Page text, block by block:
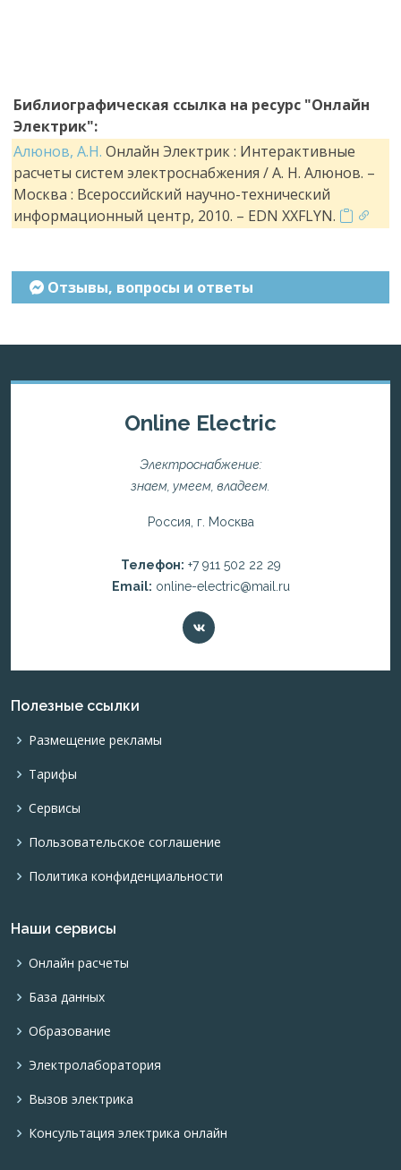
Библиографическая ссылка на ресурс "Онлайн
Электрик":
Алюнов, А.Н. Онлайн Электрик : Интерактивные
расчеты систем электроснабжения / А. Н. Алюнов. –
Москва : Всероссийский научно-технический
информационный центр, 2010. – EDN XXFLYN.
Отзывы, вопросы и ответы
Online Electric
Электроснабжение:
знаем, умеем, владеем.
Россия, г. Москва
Телефон: +7 911 502 22 29
Email: online-electric@mail.ru
Полезные ссылки
Размещение рекламы
Тарифы
Сервисы
Пользовательское соглашение
Политика конфиденциальности
Наши сервисы
Онлайн расчеты
База данных
Образование
Электролаборатория
Вызов электрика
Консультация электрика онлайн